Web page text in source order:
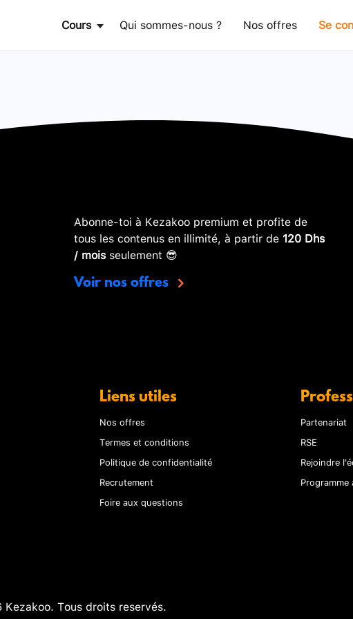
Cours Qui sommes-nous ? Nos offres Se
Abonne-toi à Kezakoo premium et profite de
tous les contenus en illimité, à partir de 120 Dhs
/ moisseulement 😎
Voir nos offres
Liens utiles
Nos offres
Termes et conditions
Politique de confidentialité
Recrutement
Foire aux questions
Partenariat
RSE
Rejoindre
Tous droits reservés.